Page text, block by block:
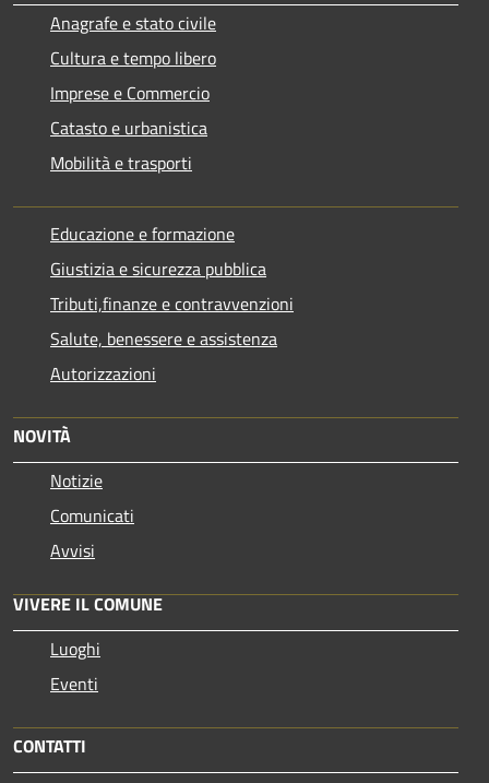
Anagrafe e stato civile
Cultura e tempo libero
Imprese e Commercio
Catasto e urbanistica
Mobilità e trasporti
Educazione e formazione
Giustizia e sicurezza pubblica
Tributi,finanze e contravvenzioni
Salute, benessere e assistenza
Autorizzazioni
NOVITÀ
Notizie
Comunicati
Avvisi
VIVERE IL COMUNE
Luoghi
Eventi
CONTATTI